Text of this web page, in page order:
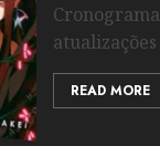
READ MORE